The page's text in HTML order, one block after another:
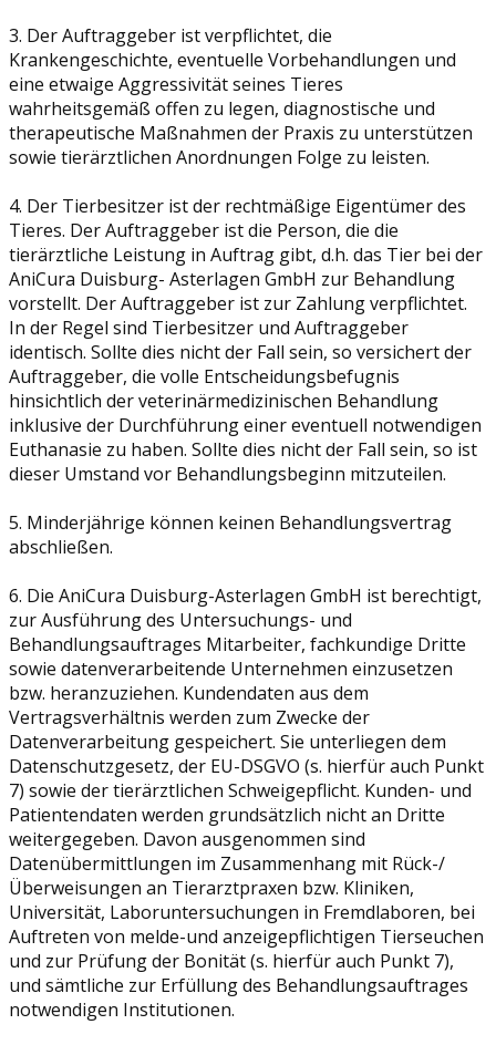
3. Der Auftraggeber ist verpflichtet, die
Krankengeschichte, eventuelle Vorbehandlungen und
eine etwaige Aggressivität seines Tieres
wahrheitsgemäß offen zu legen, diagnostische und
therapeutische Maßnahmen der Praxis zu unterstützen
sowie tierärztlichen Anordnungen Folge zu leisten.
4. Der Tierbesitzer ist der rechtmäßige Eigentümer des
Tieres. Der Auftraggeber ist die Person, die die
tierärztliche Leistung in Auftrag gibt, d.h. das Tier bei der
AniCura Duisburg- Asterlagen GmbH zur Behandlung
vorstellt. Der Auftraggeber ist zur Zahlung verpflichtet.
In der Regel sind Tierbesitzer und Auftraggeber
identisch. Sollte dies nicht der Fall sein, so versichert der
Auftraggeber, die volle Entscheidungsbefugnis
hinsichtlich der veterinärmedizinischen Behandlung
inklusive der Durchführung einer eventuell notwendigen
Euthanasie zu haben. Sollte dies nicht der Fall sein, so ist
dieser Umstand vor Behandlungsbeginn mitzuteilen.
5. Minderjährige können keinen Behandlungsvertrag
abschließen.
6. Die AniCura Duisburg-Asterlagen GmbH ist berechtigt,
zur Ausführung des Untersuchungs- und
Behandlungsauftrages Mitarbeiter, fachkundige Dritte
sowie datenverarbeitende Unternehmen einzusetzen
bzw. heranzuziehen. Kundendaten aus dem
Vertragsverhältnis werden zum Zwecke der
Datenverarbeitung gespeichert. Sie unterliegen dem
Datenschutzgesetz, der EU-DSGVO (s. hierfür auch Punkt
7) sowie der tierärztlichen Schweigepflicht. Kunden- und
Patientendaten werden grundsätzlich nicht an Dritte
weitergegeben. Davon ausgenommen sind
Datenübermittlungen im Zusammenhang mit Rück-/
Überweisungen an Tierarztpraxen bzw. Kliniken,
Universität, Laboruntersuchungen in Fremdlaboren, bei
Auftreten von melde-und anzeigepflichtigen Tierseuchen
und zur Prüfung der Bonität (s. hierfür auch Punkt 7),
und sämtliche zur Erfüllung des Behandlungsauftrages
notwendigen Institutionen.